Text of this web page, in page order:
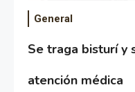
General
Se traga bisturí y
atención médica